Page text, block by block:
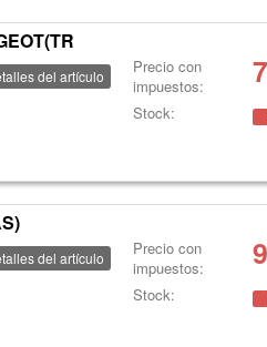
del artículo
Precio con
impuestos:
Stock:
del artículo
Precio con
impuestos:
Stock: